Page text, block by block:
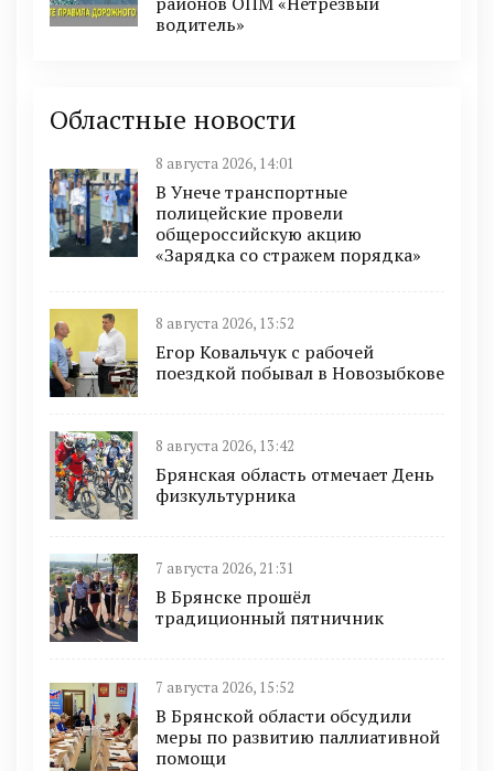
водитель»
Областные новости
8 августа 2026, 14:01
В Унече транспортные
полицейские провели
общероссийскую акцию
«Зарядка со стражем порядка»
8 августа 2026, 13:52
Егор Ковальчук с рабочей
поездкой побывал в Новозыбкове
8 августа 2026, 13:42
Брянская область отмечает День
физкультурника
7 августа 2026, 21:31
В Брянске прошёл
традиционный пятничник
7 августа 2026, 15:52
В Брянской области обсудили
меры по развитию паллиативной
помощи